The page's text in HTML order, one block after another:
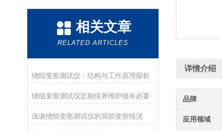
相关文章
RELATED ARTICLES
绕组变形测试仪：结构与工作原理探析
绕组变形测试仪定期保养维护很有必要
浅谈绕组变形测试仪的局部变形情况
详情介绍
品牌
应用领域